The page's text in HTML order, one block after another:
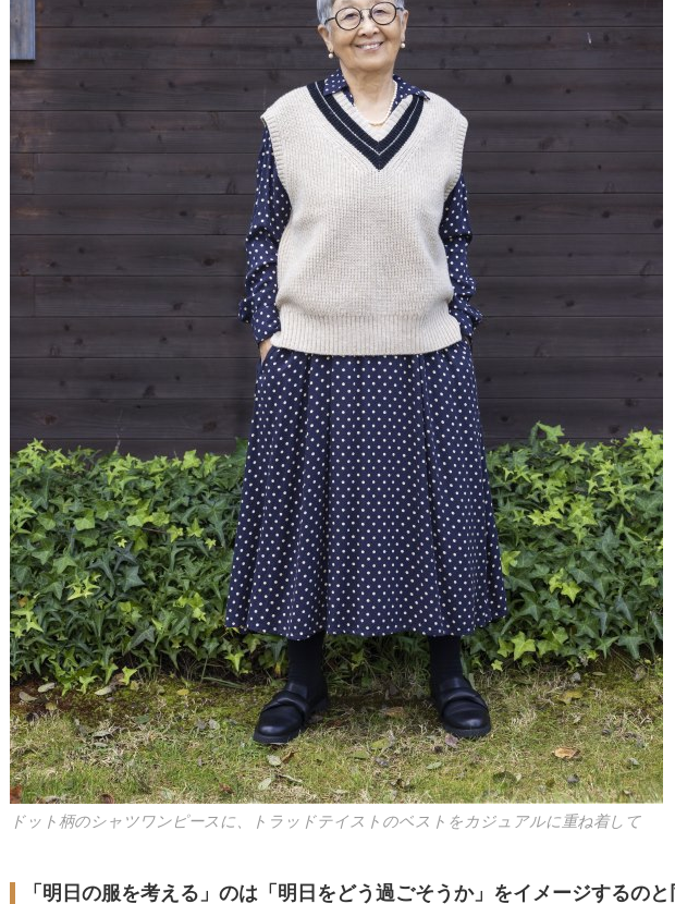
ドット柄のシャツワンピースに、トラッドテイストのベストをカジュアルに重ね着して
「明日の服を考える」のは「明日をどう過ごそうか」をイメージするのと